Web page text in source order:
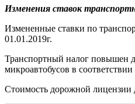
Изменения ставок
Измененные ставки по
01.01.2019г.
Транспортный налог повышен
микроавтобусов в
Стоимость дорожной лицензии